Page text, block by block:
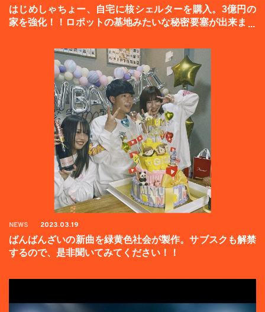
はじめしゃちょー、自宅に核シェルターを購入。3億円の
家を強化！！ロボットの基地みたいな秘密要塞が出来まし
NEWS 2023.03.19
ばんばんざいの新曲を緑黄色社会が製作。サブスクも解禁
するので、是非聞いてみてください！！